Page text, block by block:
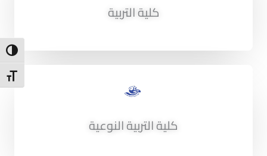
كلية التربية
كلية التربية النوعية